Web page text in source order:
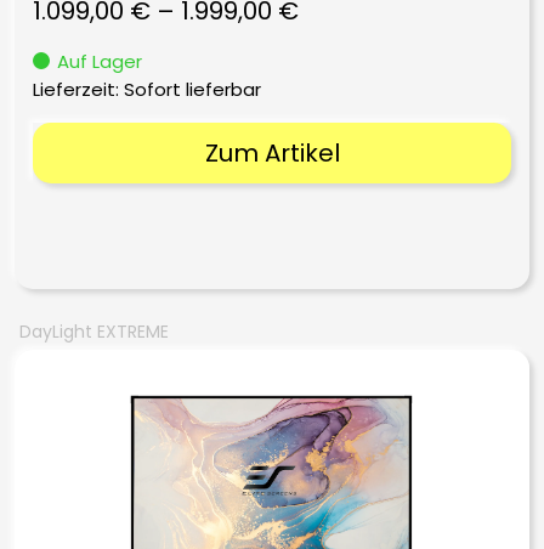
1.099,00 € – 1.999,00 €
Auf Lager
Lieferzeit: Sofort lieferbar
Zum Artikel
DayLight EXTREME